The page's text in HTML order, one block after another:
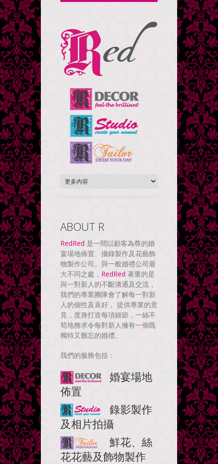
ABOUT R
RedRed 是一間以顧客為尊的婚
宴場地佈置、攝錄製作及花藝飾
物製作公司。與一般婚禮公司最
大不同之處， RedRed 著重的是
與一對新人的不斷溝通及交流，
我們的專業團隊會了解每一對新
人的個性及喜好， 提供專業的意
見，度身打造每項細節，一絲不
苟地務求令每對新人擁有一個既
獨特又難忘的婚禮。
我們的服務包括：
婚宴場地
佈置
錄影製作
及相片拍攝
鮮花、絲
花花藝及飾物製作